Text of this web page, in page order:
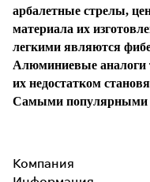
арбалетные стрелы,
материала их
легкими являются
Алюминиевые аналоги
их недостатком
Самыми популярными
Компания